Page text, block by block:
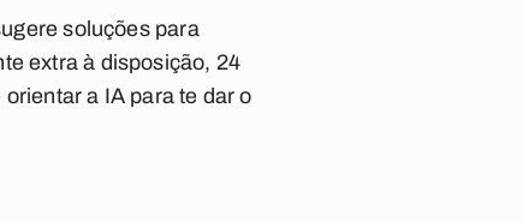
soluções para
extra à disposição, 24
a IA para te dar o